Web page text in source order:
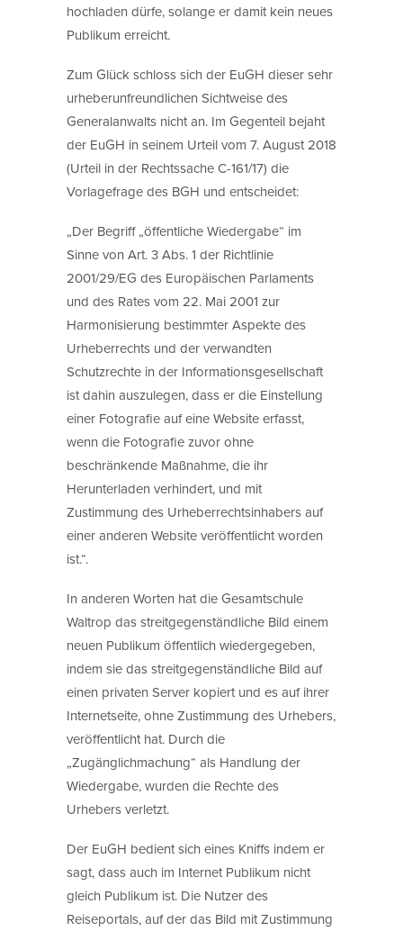
hochladen dürfe, solange er damit kein neues
Publikum erreicht.
Zum Glück schloss sich der EuGH dieser sehr
urheberunfreundlichen Sichtweise des
Generalanwalts nicht an. Im Gegenteil bejaht
der EuGH in seinem Urteil vom 7. August 2018
(Urteil in der Rechtssache C-161/17) die
Vorlagefrage des BGH und entscheidet:
„Der Begriff „öffentliche Wiedergabe“ im
Sinne von Art. 3 Abs. 1 der Richtlinie
2001/29/EG des Europäischen Parlaments
und des Rates vom 22. Mai 2001 zur
Harmonisierung bestimmter Aspekte des
Urheberrechts und der verwandten
Schutzrechte in der Informationsgesellschaft
ist dahin auszulegen, dass er die Einstellung
einer Fotografie auf eine Website erfasst,
wenn die Fotografie zuvor ohne
beschränkende Maßnahme, die ihr
Herunterladen verhindert, und mit
Zustimmung des Urheberrechtsinhabers auf
einer anderen Website veröffentlicht worden
ist.“.
In anderen Worten hat die Gesamtschule
Waltrop das streitgegenständliche Bild einem
neuen Publikum öffentlich wiedergegeben,
indem sie das streitgegenständliche Bild auf
einen privaten Server kopiert und es auf ihrer
Internetseite, ohne Zustimmung des Urhebers,
veröffentlicht hat. Durch die
„Zugänglichmachung“ als Handlung der
Wiedergabe, wurden die Rechte des
Urhebers verletzt.
Der EuGH bedient sich eines Kniffs indem er
sagt, dass auch im Internet Publikum nicht
gleich Publikum ist. Die Nutzer des
Reiseportals, auf der das Bild mit Zustimmung